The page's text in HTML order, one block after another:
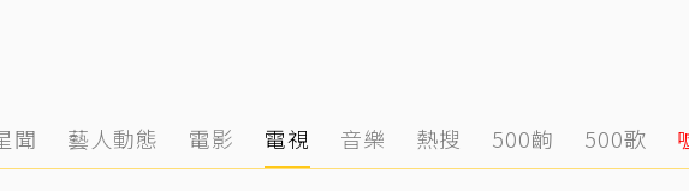
聞 藝人動態 電影 電視 音樂 熱搜 500齣 500歌